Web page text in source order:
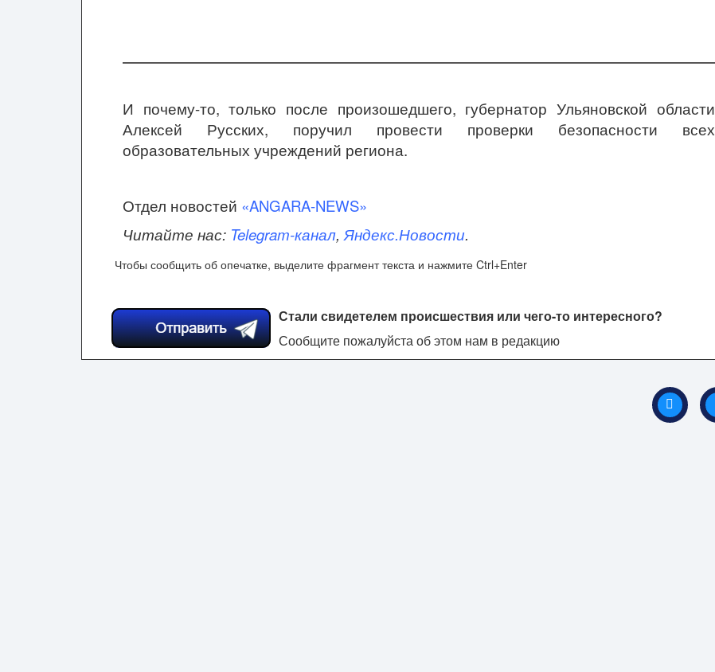
И почему-то, только после произошедшего, губернатор Ульяновской области
Алексей Русских, поручил провести проверки безопасности всех
образовательных учреждений региона.
Отдел новостей «ANGARA-NEWS»
Читайте нас: Telegram-канал, Яндекс.Новости.
Стали свидетелем происшествия или чего-то интересного?
Сообщите пожалуйста об этом нам в редакцию
Чтобы сообщить об опечатке, выделите фрагмент текста и нажмите Ctrl+Enter